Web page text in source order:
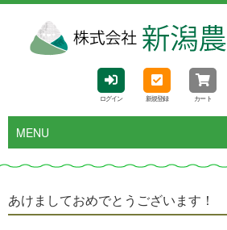
ログイン 新規登録 カート
MENU
あけましておめでとうございます！